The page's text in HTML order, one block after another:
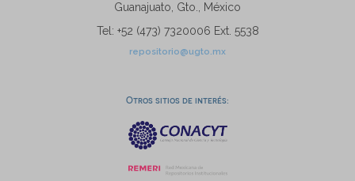
Guanajuato, Gto., México
Tel: +52 (473) 7320006 Ext. 5538
repositorio@ugto.mx
Otros sitios de interés: